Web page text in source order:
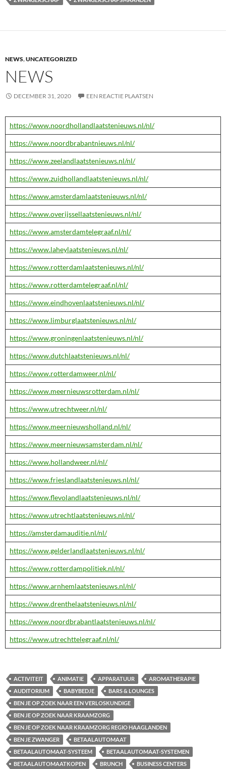
NEWS,UNCATEGORIZED
NEWS
DECEMBER 31, 2020 EEN REACTIE PLAATSEN
https://www.noordhollandlaatstenieuws.nl/nl/
https://www.noordbrabantnieuws.nl/nl/
https://www.zeelandlaatstenieuws.nl/nl/
https://www.zuidhollandlaatstenieuws.nl/nl/
https://www.amsterdamlaatstenieuws.nl/nl/
https://www.overijssellaatstenieuws.nl/nl/
https://www.amsterdamtelegraaf.nl/nl/
https://www.laheylaatstenieuws.nl/nl/
https://www.rotterdamlaatstenieuws.nl/nl/
https://www.rotterdamtelegraaf.nl/nl/
https://www.eindhovenlaatstenieuws.nl/nl/
https://www.limburglaatstenieuws.nl/nl/
https://www.groningenlaatstenieuws.nl/nl/
https://www.dutchlaatstenieuws.nl/nl/
https://www.rotterdamweer.nl/nl/
https://www.meernieuwsrotterdam.nl/nl/
https://www.utrechtweer.nl/nl/
https://www.meernieuwsholland.nl/nl/
https://www.meernieuwsamsterdam.nl/nl/
https://www.hollandweer.nl/nl/
https://www.frieslandlaatstenieuws.nl/nl/
https://www.flevolandlaatstenieuws.nl/nl/
https://www.utrechtlaatstenieuws.nl/nl/
https://amsterdamauditie.nl/nl/
https://www.gelderlandlaatstenieuws.nl/nl/
https://www.rotterdampolitiek.nl/nl/
https://www.arnhemlaatstenieuws.nl/nl/
https://www.drenthelaatstenieuws.nl/nl/
https://www.noordbrabantlaatstenieuws.nl/nl/
https://www.utrechttelegraaf.nl/nl/
ACTIVITEIT ANIMATIE APPARATUUR
AROMATHERAPIE
AUDITORIUM
BABYBEDJE
BARS & LOUNGES
BEN JE OP ZOEK NAAR EEN VERLOSKUNDIGE
BEN JE OP ZOEK NAAR KRAAMZORG
BEN JE OP ZOEK NAAR KRAAMZORG REGIO HAAGLANDEN
BEN JE ZWANGER
BETAALAUTOMAAT
BETAALAUTOMAAT-SYSTEEM
BETAALAUTOMAAT-SYSTEMEN
BETAALAUTOMAATKOPEN
BRUNCH BUSINESS CENTERS